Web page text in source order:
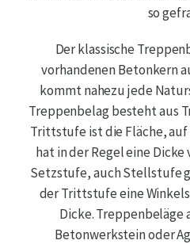
so
Der klassische
vorhandenen Betonkern
kommt nahezu jede
Treppenbelag besteht aus
Trittstufe ist die Fläche,
hat in der Regel eine Dicke
Setzstufe, auch Stellstufe
der Trittstufe eine
Dicke. Treppenbeläge
Betonwerkstein oder